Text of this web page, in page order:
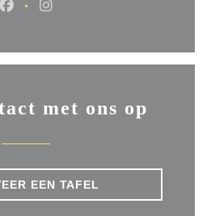
Facebook ((opent in een
met ons op
EEN TAFEL